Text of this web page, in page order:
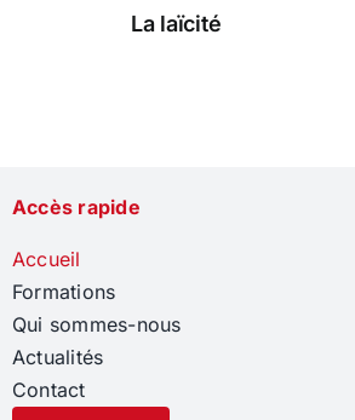
La laïcité
Accès rapide
Accueil
Formations
Qui sommes-nous
Actualités
Contact